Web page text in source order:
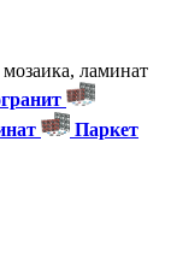
ламинат
Паркет